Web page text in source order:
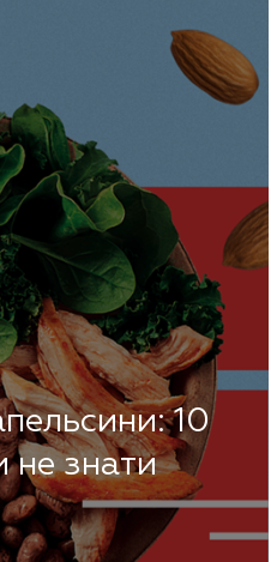
10
не знати